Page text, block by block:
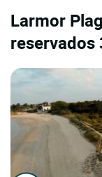
Larmor
reservados